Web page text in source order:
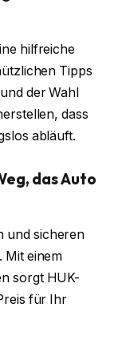
hilfreiche
Tipps
der Wahl
dass
abläuft.
das Auto
und sicheren
Mit einem
sorgt HUK-
für Ihr